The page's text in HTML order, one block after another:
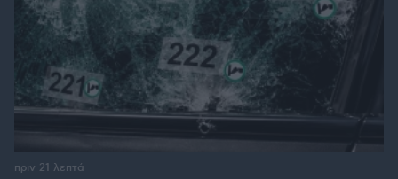
πριν 21 λεπτά